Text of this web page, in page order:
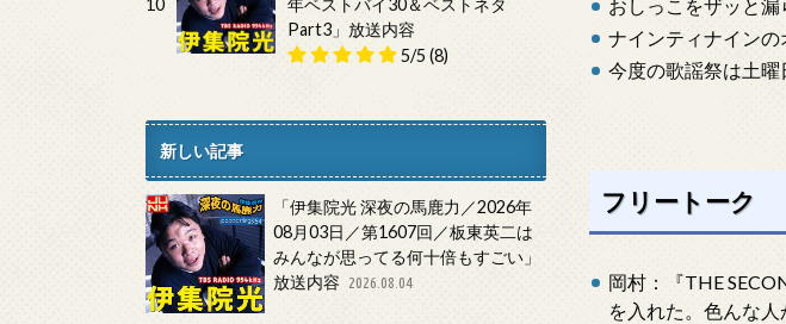
おしっこをザッと漏
ナインティナイン
今度の歌謡祭は土曜
フリートーク
岡村：『THE
を入れた。色んな人
10
年ベストバイ30＆ベストネタ
Part3」放送内容
5/5 (8)
新しい記事
「伊集院光 深夜の馬鹿力／2026年
08月03日／第1607回／板東英二は
みんなが思ってる何十倍もすごい」
放送内容
2026.08.04